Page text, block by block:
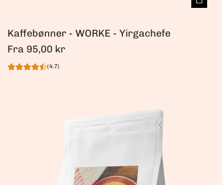
Kaffebønner - WORKE - Yirgachefe
Fra 95,00 kr
(4.7)